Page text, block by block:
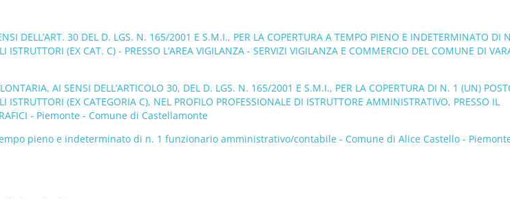
DELL’ART. 30 DEL D. LGS. N. 165/2001 E S.M.I., PER LA COPERTURA A TEMPO PIENO E INDETERMINATO DI
ISTRUTTORI (EX CAT. C) - PRESSO L’AREA VIGILANZA - SERVIZI VIGILANZA E COMMERCIO DEL COMUNE DI
AI SENSI DELL’ARTICOLO 30, DEL D. LGS. N. 165/2001 E S.M.I., PER LA COPERTURA DI N. 1 (UN)
ISTRUTTORI (EX CATEGORIA C), NEL PROFILO PROFESSIONALE DI ISTRUTTORE AMMINISTRATIVO, PRESSO IL
- Piemonte - Comune di Castellamonte
pieno e indeterminato di n. 1 funzionario amministrativo/contabile - Comune di Alice Castello -